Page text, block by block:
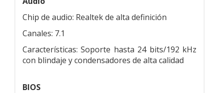
Chip de audio: Realtek de alta definición
Canales: 7.1
Características: Soporte hasta 24 bits/192 kHz
con blindaje y condensadores de alta calidad
BIOS